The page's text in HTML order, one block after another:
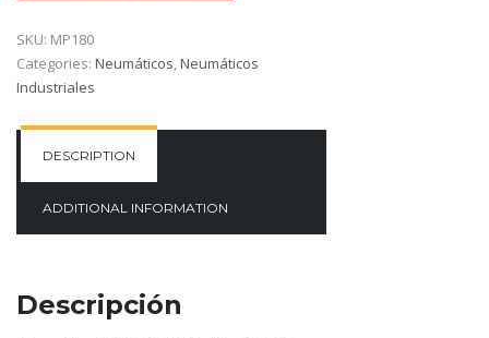
SKU: MP180
Categories: Neumáticos,Neumáticos
Industriales
DESCRIPTION
ADDITIONAL INFORMATION
Descripción